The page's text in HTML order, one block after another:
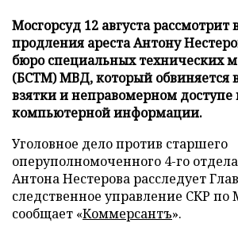
Мосгорсуд 12 августа рассмотрит
продления ареста Антону
бюро специальных технических
(БСТМ) МВД, который обвиняется
взятки и неправомерном доступе
компьютерной информации.
Уголовное дело против старшего
оперуполномоченного 4-го
Антона Нестерова расследует
следственное управление СКР по
сообщает «Коммерсантъ».